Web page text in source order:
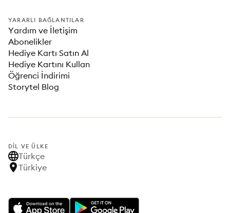
YARARLI BAĞLANTILAR
Yardım ve İletişim
Abonelikler
Hediye Kartı Satın Al
Hediye Kartını Kullan
Öğrenci İndirimi
Storytel Blog
DIL VE ÜLKE
Türkçe
Türkiye